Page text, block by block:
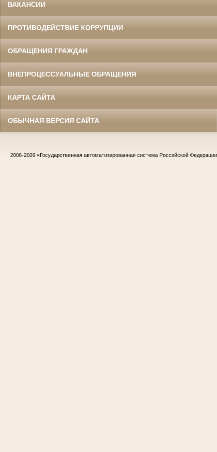
ВАКАНСИИ
ПРОТИВОДЕЙСТВИЕ КОРРУПЦИИ
ОБРАЩЕНИЯ ГРАЖДАН
ВНЕПРОЦЕССУАЛЬНЫЕ ОБРАЩЕНИЯ
КАРТА САЙТА
ОБЫЧНАЯ ВЕРСИЯ САЙТА
2006-2026 «Государственная автоматизированная система Российской